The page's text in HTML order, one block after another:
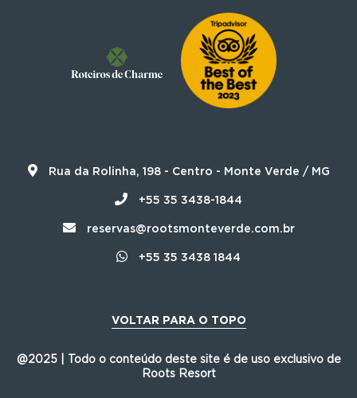
Rua da Rolinha, 198 - Centro - Monte Verde / MG
+55 35 3438-1844
reservas@rootsmonteverde.com.br
+55 35 3438 1844
VOLTAR PARA O TOPO
@2025 | Todo o conteúdo deste site é de uso exclusivo de
Roots Resort